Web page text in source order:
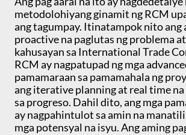
metodolohiyang ginamit ng RCM
ang tagumpay. Itinatampok nito ang
proactive na paglutas ng problema
kahusayan sa International Trade
RCM ay nagpatupad ng mga
pamamaraan sa pamamahala ng
ang iterative planning at real time
sa progreso. Dahil dito, ang mga
ay nagpahintulot sa amin na
mga potensyal na isyu. Ang aming